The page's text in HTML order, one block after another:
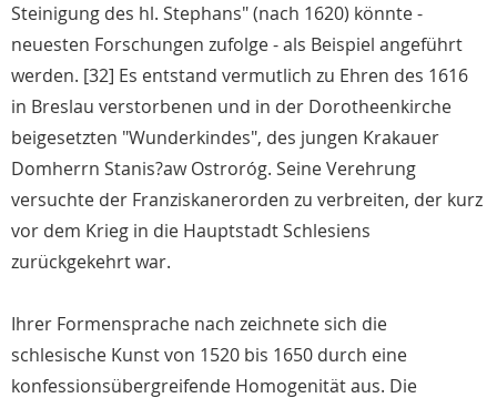
Steinigung des hl. Stephans" (nach 1620) könnte -
neuesten Forschungen zufolge - als Beispiel angeführt
werden. [32] Es entstand vermutlich zu Ehren des 1616
in Breslau verstorbenen und in der Dorotheenkirche
beigesetzten "Wunderkindes", des jungen Krakauer
Domherrn Stanis?aw Ostroróg. Seine Verehrung
versuchte der Franziskanerorden zu verbreiten, der kurz
vor dem Krieg in die Hauptstadt Schlesiens
zurückgekehrt war.
Ihrer Formensprache nach zeichnete sich die
schlesische Kunst von 1520 bis 1650 durch eine
konfessionsübergreifende Homogenität aus. Die